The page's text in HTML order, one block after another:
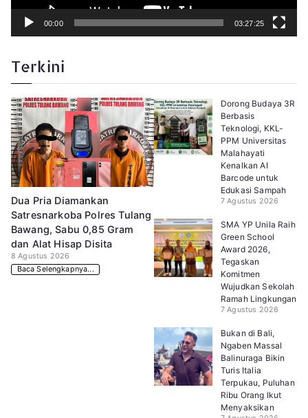
00:00 03:27:25
Terkini
Dua Pria Diamankan
Satresnarkoba Polres Tulang
Bawang, Sabu 0,85 Gram
dan Alat Hisap Disita
8 Agustus 2026
Baca Selengkapnya...
Dorong Budaya 3R
Berbasis
Teknologi, KKL-
PPM Universitas
Malahayati
Kenalkan AI
Barcode untuk
Edukasi Sampah
7 Agustus 2026
SMA YP Unila Raih
Green School
Award 2026,
Tegaskan
Komitmen
Wujudkan Sekolah
Ramah Lingkungan
7 Agustus 2026
Bukan di Bali,
Ngaben Massal
Balinuraga Bikin
Turis Italia
Terpukau, Puluhan
Ribu Orang Ikut
Menyaksikan